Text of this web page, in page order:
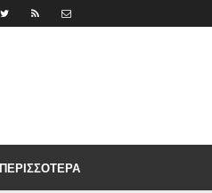
ΠΕΡΙΣΣΟΤΕΡΑ